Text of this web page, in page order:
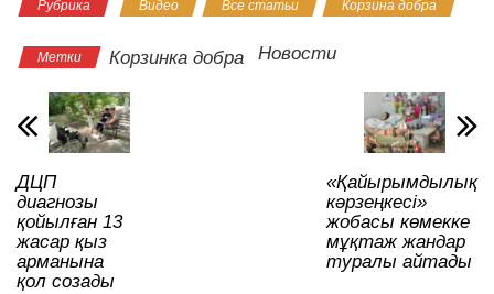
at
s
A
p
p
c
e
b
o
o
tt
er
n
o
e
gr
.R
u
er р
в
и
ть
Рубрика Видео Все статьи Корзина добра
Метки Корзинка добра Новости
ДЦП
диагнозы
қойылған 13
жасар қыз
арманына
қол созады
«Қайырымдылық
кәрзеңкесі»
жобасы көмекке
мұқтаж жандар
туралы айтады